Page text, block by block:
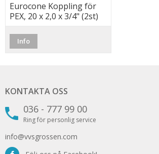
Eurocone Koppling för
PEX, 20 x 2,0 x 3/4" (2st)
Info
KONTAKTA OSS
036 - 777 99 00
Ring för personlig service
info@vvsgrossen.com